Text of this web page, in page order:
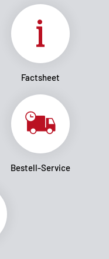
Factsheet
Bestell-Service